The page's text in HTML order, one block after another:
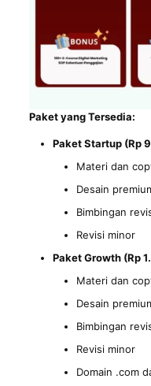
Paket yang Tersedia:
Paket Startup (Rp
Materi dan
Desain
Bimbingan
Revisi minor
Paket Growth (Rp
Materi dan
Desain
Bimbingan
Revisi minor
Domain .com